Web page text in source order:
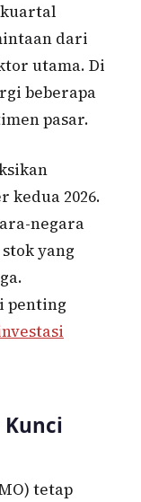
dari
utama. Di
beberapa
pasar.
kedua 2026.
negara
yang
penting
tetap